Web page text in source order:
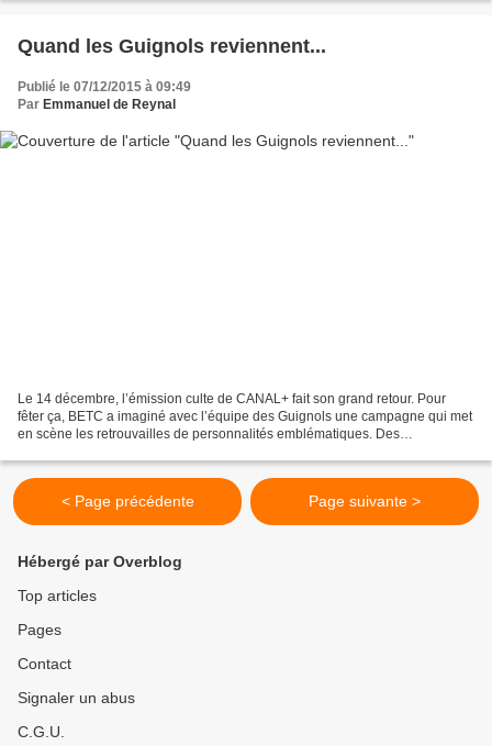
Quand les Guignols reviennent...
Publié le 07/12/2015 à 09:49
Par Emmanuel de Reynal
Le 14 décembre, l’émission culte de CANAL+ fait son grand retour. Pour
fêter ça, BETC a imaginé avec l’équipe des Guignols une campagne qui met
en scène les retrouvailles de personnalités emblématiques. Des
< Page précédente Page suivante >
Hébergé par Overblog
Top articles
Pages
Contact
Signaler un abus
C.G.U.